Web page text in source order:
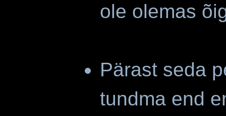
ole olemas
Pärast seda
tundma end